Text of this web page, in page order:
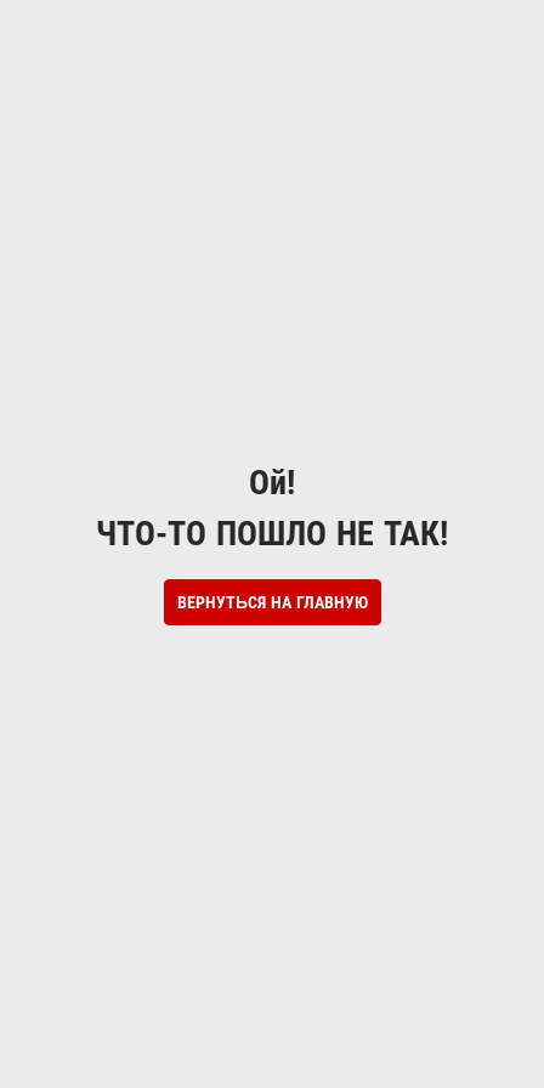
Ой!
ЧТО-ТО ПОШЛО НЕ ТАК!
ВЕРНУТЬСЯ НА ГЛАВНУЮ